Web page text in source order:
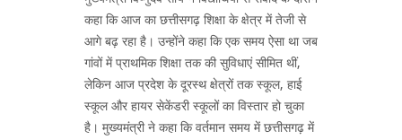
कहा कि आज का छत्तीसगढ़ शिक्षा के क्षेत्र में तेजी से
आगे बढ़ रहा है। उन्होंने कहा कि एक समय ऐसा था जब
गांवों में प्राथमिक शिक्षा तक की सुविधाएं सीमित थीं,
लेकिन आज प्रदेश के दूरस्थ क्षेत्रों तक स्कूल, हाई
स्कूल और हायर सेकेंडरी स्कूलों का विस्तार हो चुका
है। मुख्यमंत्री ने कहा कि वर्तमान समय में छत्तीसगढ़ में